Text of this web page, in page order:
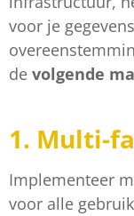
voor je
de volgende
1. Multi-
Implementeer
voor alle